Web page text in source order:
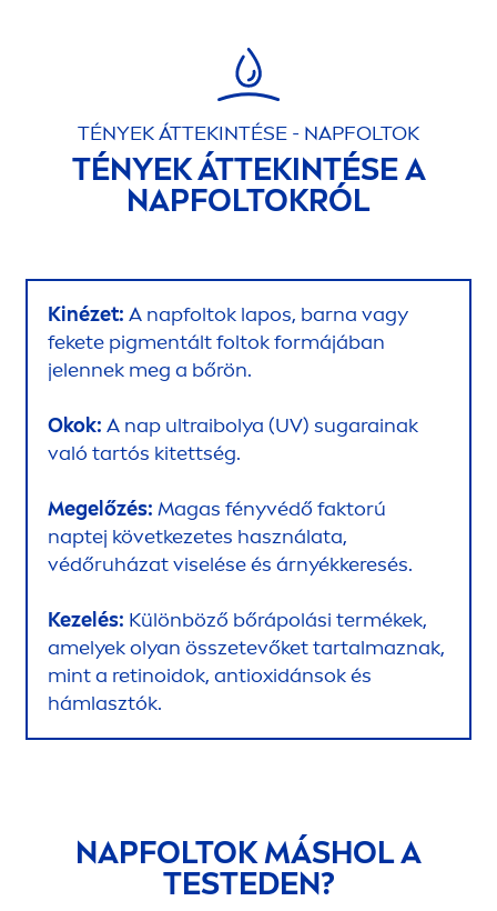
TÉNYEK ÁTTEKINTÉSE - NAPFOLTOK
TÉNYEK ÁTTEKINTÉSE A
NAPFOLTOKRÓL
Kinézet: A napfoltok lapos, barna vagy
fekete pigmentált foltok formájában
jelennek meg a bőrön.
Okok: A nap ultraibolya (UV) sugarainak
való tartós kitettség.
Megelőzés: Magas fényvédő faktorú
naptej következetes használata,
védőruházat viselése és árnyékkeresés.
Kezelés: Különböző bőrápolási termékek,
amelyek olyan összetevőket tartalmaznak,
mint a retinoidok, antioxidánsok és
hámlasztók.
NAPFOLTOK MÁSHOL A
TESTEDEN?